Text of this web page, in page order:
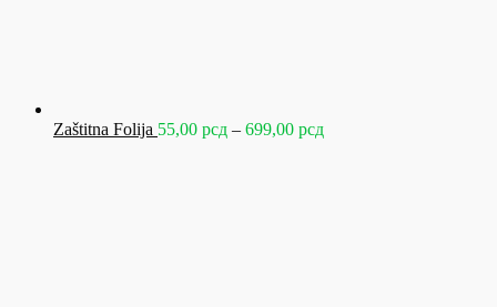
Zaštitna Folija 55,00 рсд – 699,00 рсдRaspon